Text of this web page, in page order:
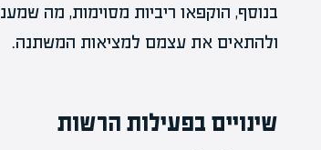
בנוסף, הוקפאו ריביות מסוימות, מה
ולהתאים את עצמם למציאות המשתנה.
שינויים בפעילות הרשות